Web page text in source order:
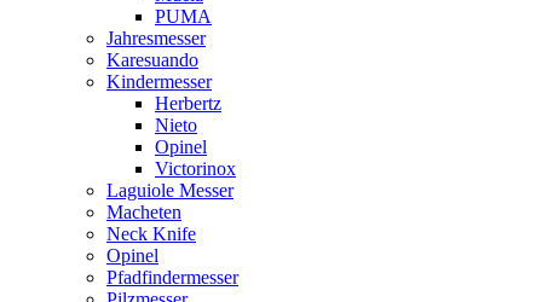
PUMA
Jahresmesser
Karesuando
Kindermesser
Herbertz
Nieto
Opinel
Victorinox
Laguiole Messer
Macheten
Neck Knife
Opinel
Pfadfindermesser